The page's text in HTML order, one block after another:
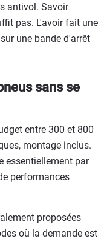
antivol. Savoir
pas. L'avoir fait une
une bande d'arrêt
sans se
entre 300 et 800
montage inclus.
essentiellement par
performances
proposées
où la demande est